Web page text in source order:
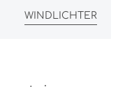
WINDLICHTER